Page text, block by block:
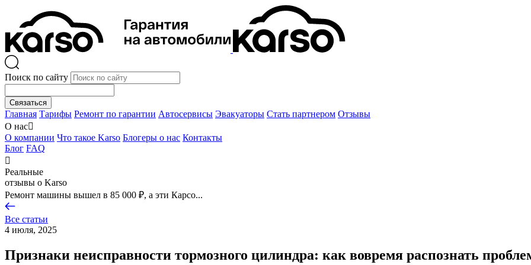
Поиск по сайту
Связаться
Главная Тарифы Ремонт по гарантии Автосервисы Эвакуаторы Стать партнером Отзывы
О нас
О компании Что такое Karso Блогеры о нас Контакты
Блог FAQ

Реальные
отзывы о Karso
Ремонт машины вышел в 85 000 ₽, а эти Карсо...
Все статьи
4 июля, 2025
Признаки неисправности тормозного цилиндра: как вовремя распознать